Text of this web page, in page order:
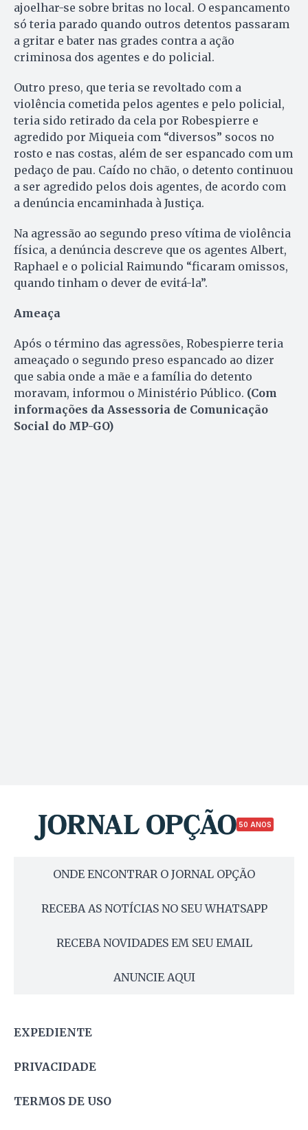
ajoelhar-se sobre britas no local. O espancamento
só teria parado quando outros detentos passaram
a gritar e bater nas grades contra a ação
criminosa dos agentes e do policial.
Outro preso, que teria se revoltado com a
violência cometida pelos agentes e pelo policial,
teria sido retirado da cela por Robespierre e
agredido por Miqueia com “diversos” socos no
rosto e nas costas, além de ser espancado com um
pedaço de pau. Caído no chão, o detento continuou
a ser agredido pelos dois agentes, de acordo com
a denúncia encaminhada à Justiça.
Na agressão ao segundo preso vítima de violência
física, a denúncia descreve que os agentes Albert,
Raphael e o policial Raimundo “ficaram omissos,
quando tinham o dever de evitá-la”.
Ameaça
Após o término das agressões, Robespierre teria
ameaçado o segundo preso espancado ao dizer
que sabia onde a mãe e a família do detento
moravam, informou o Ministério Público. (Com
informações da Assessoria de Comunicação
Social do MP-GO)
50 ANOS
ONDE ENCONTRAR O JORNAL OPÇÃO
RECEBA AS NOTÍCIAS NO SEU WHATSAPP
RECEBA NOVIDADES EM SEU EMAIL
ANUNCIE AQUI
EXPEDIENTE
PRIVACIDADE
TERMOS DE USO